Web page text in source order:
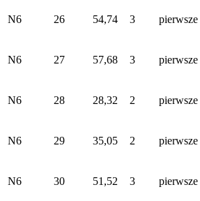
N6 26 54,74 3 pierwsze
N6 27 57,68 3 pierwsze
N6 28 28,32 2 pierwsze
N6 29 35,05 2 pierwsze
N6 30 51,52 3 pierwsze